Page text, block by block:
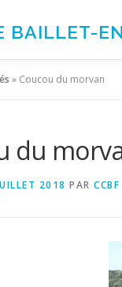
BAILLET-
» Coucou du morvan
du
2018 PAR CCBF